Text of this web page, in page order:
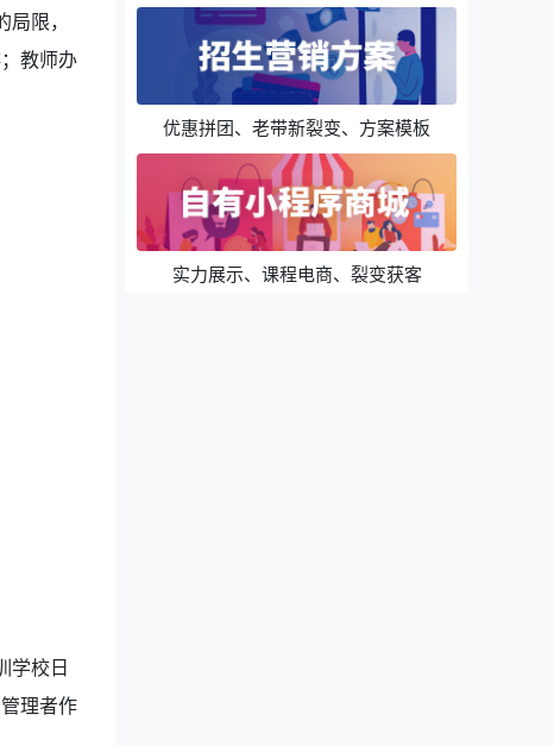
限，
教师办
学校日
理者作
优惠拼团、老带新裂变、方案模板
实力展示、课程电商、裂变获客